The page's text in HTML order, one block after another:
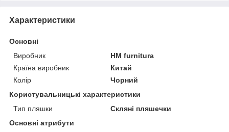
Характеристики
Основні
Виробник
HM furnitura
Країна виробник
Китай
Колір
Чорний
Користувальницькі характеристики
Тип пляшки
Скляні пляшечки
Основні атрибути